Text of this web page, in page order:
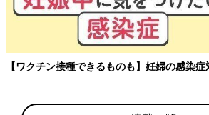
【ワクチン接種できるものも】妊婦の感染